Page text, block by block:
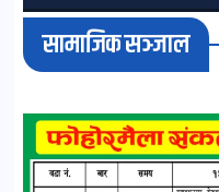
सामाजिक सञ्जाल